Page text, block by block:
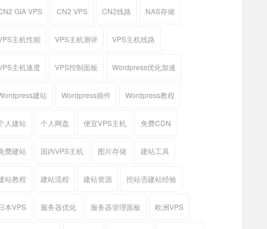
GIA VPS CN2 VPS CN2线路 NAS存储
主机性能 VPS主机测评 VPS主机线路
主机速度 VPS控制面板 Wordpress优化加速
建站 Wordpress插件 Wordpress教程
人建站 个人网盘 便宜VPS主机 免费CDN
费建站 国内VPS主机 图片存储 建站工具
站教程 建站流程 建站资源 挖站否建站经验
本VPS 服务器优化 服务器管理面板 欧洲VPS